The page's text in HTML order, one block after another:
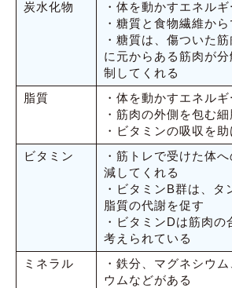
炭水化物
・体を動かすエネル
・糖質と食物繊維か
・糖質は、傷ついた
に元からある筋肉が
制してくれる
脂質
・体を動かすエネル
・筋肉の外側を包む
・ビタミンの吸収を助
ビタミン
・筋トレで受けた体
減してくれる
・ビタミンB群は、タ
脂質の代謝を促す
・ビタミンDは筋肉の
考えられている
ミネラル
・鉄分、マグネシウ
ウムなどがある